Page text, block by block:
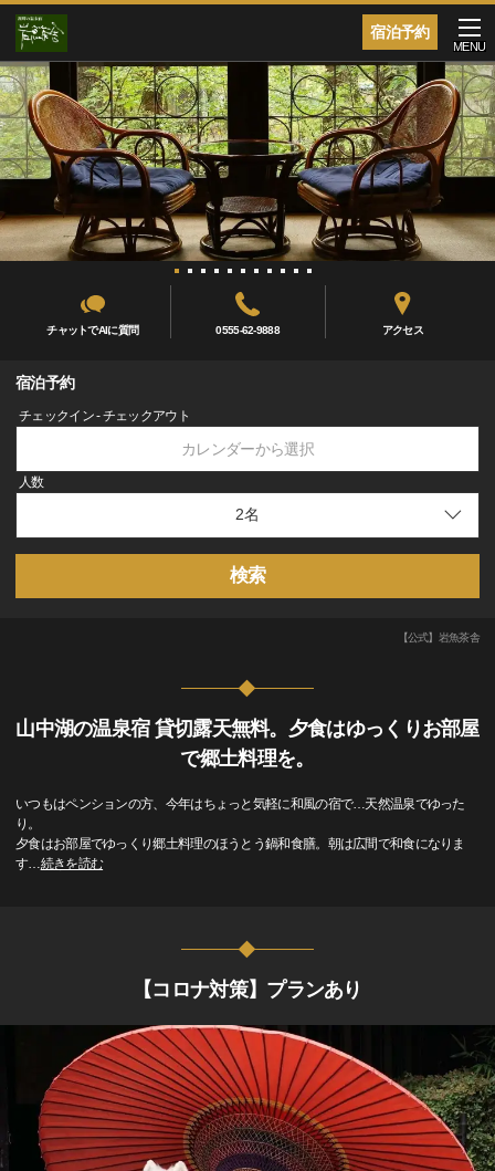
宿泊予約
MENU
チャットでAIに質問 0555-62-9888 アクセス
宿泊予約
チェックイン - チェックアウト
カレンダーから選択
人数
検索
【公式】岩魚茶舎
山中湖の温泉宿 貸切露天無料。夕食はゆっくりお部屋
で郷土料理を。
いつもはペンションの方、今年はちょっと気軽に和風の宿で…天然温泉でゆった
り。
夕食はお部屋でゆっくり郷土料理のほうとう鍋和食膳。朝は広間で和食になりま
す…続きを読む
【コロナ対策】プランあり